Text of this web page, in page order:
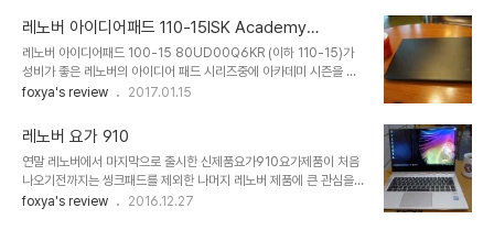
고의 장점 아 이가격이면 나도 진짜 질러보고 싶은 가..
부 휴대폰등의 충전도 가능 그리고 에이서 모델에서는 많이 볼수 있는
풀HD 해상도 터치패드.. 감은 노멀하다 노트북에 이제는 거의 대부분
붙어있는 웹캠 시원한 느낌의 알루미늄 바디 일단 외관상으로는 알루
미늄 바디를 제외하고는 지극히 평범 전체적인 디자인도 평범 하지만
액정은 언제 봐도 멋진 IPS 광시야각 나는 쓰지 않는 지문인식.. 귀찮
의 메모리를 기본..
레노버 아이디어패드 110-15ISK Academy
80UD00CRKR
레노버 아이디어패드 100-15 80UD00Q6KR (이하 110-15)가
성비가 좋은 레노버의 아이디어 패드 시리즈중에 아카데미 시즌을 노
리고 파격적인 스펙과 가격으로 출시된 제품 외관상으로는 일반적인
적용된듯 하고 15.6인치 대화면으로 업무용에 딱 어울리는 제품 우선
스펙상으로 i3-6100U 스카이레이크가 적용되었다4GB의 메모리
와 128GB SSD 메모리와 하드디스크는 노멀한 스펙이고
1366*768의 HD+해상도까지도 노멀하지만 이 제품의 매력은 역
시 가격일듯 i3 스카이레이크 탑재임에도 불구하고 가격은
foxya's review 2017.01.15
레노버 요가 910
연말 레노버에서 마지막으로 출시한 신제품요가910요가제품이 처음
나오기전까지는 씽크패드를 제외한 나머지 레노버 제품에 큰 관심을
두지 않았던 나였던지라출시되는 요가 제품마다 항상 관심이 갔다 이
foxya's review 2016.12.27